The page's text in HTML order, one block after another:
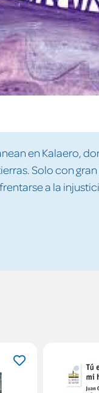
en Kalaero,
Solo con
a la